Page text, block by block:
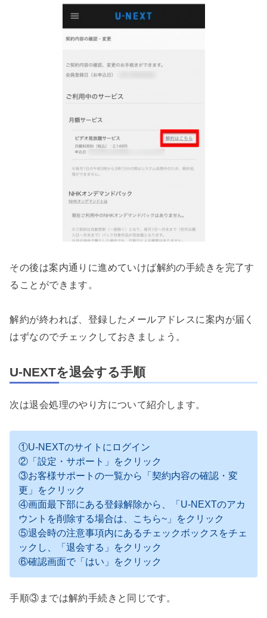
その後は案内通りに進めていけば解約の手続きを完了す
ることができます。
解約が終われば、登録したメールアドレスに案内が届く
はずなのでチェックしておきましょう。
U-NEXTを退会する手順
次は退会処理のやり方について紹介します。
①U-NEXTのサイトにログイン
②「設定・サポート」をクリック
③お客様サポートの一覧から「契約内容の確認・変
更」をクリック
④画面最下部にある登録解除から、「U-NEXTのアカ
ウントを削除する場合は、こちら~」をクリック
⑤退会時の注意事項内にあるチェックボックスをチェ
ックし、「退会する」をクリック
⑥確認画面で「はい」をクリック
手順③までは解約手続きと同じです。